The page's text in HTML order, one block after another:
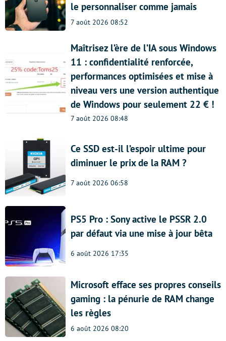
le personnaliser comme jamais
7 août 2026 08:52
Maîtrisez l’ère de l’IA sous Windows
11 : confidentialité renforcée,
performances optimisées et mise à
niveau vers une version authentique
de Windows pour seulement 22 € !
7 août 2026 08:48
Ce SSD est-il l’espoir ultime pour
diminuer le prix de la RAM ?
7 août 2026 06:58
PS5 Pro : Sony active le PSSR 2.0
par défaut via une mise à jour bêta
6 août 2026 17:35
Microsoft efface ses propres conseils
gaming : la pénurie de RAM change
les règles
6 août 2026 08:20